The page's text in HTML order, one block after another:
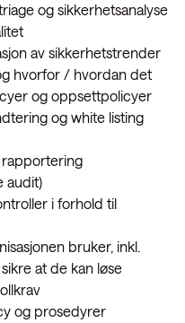
og sikkerhetsanalyse
av sikkerhetstrender
hvorfor / hvordan det
og oppsettpolicyer
og white listing
rapportering
audit)
i forhold til
bruker, inkl.
at de kan løse
og prosedyrer